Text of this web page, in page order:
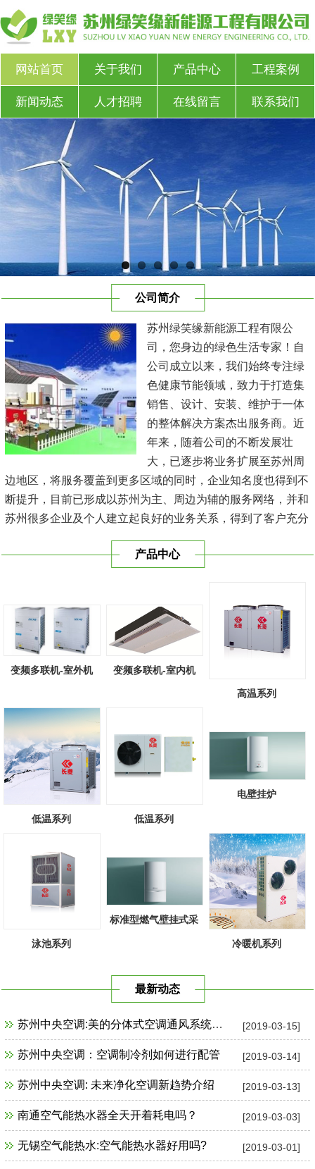
网站首页 关于我们 产品中心 工程案例
新闻动态 人才招聘 在线留言 联系我们
公司简介
苏州绿笑缘新能源工程有限公
司，您身边的绿色生活专家！自
公司成立以来，我们始终专注绿
色健康节能领域，致力于打造集
销售、设计、安装、维护于一体
的整体解决方案杰出服务商。近
年来，随着公司的不断发展壮
大，已逐步将业务扩展至苏州周
边地区，将服务覆盖到更多区域的同时，企业知名度也得到不
断提升，目前已形成以苏州为主、周边为辅的服务网络，并和
苏州很多企业及个人建立起良好的业务关系，得到了客户充分
与时俱进，树立良好的企业形象，以优质的服务、优质的技术
产品中心
变频多联机-室外机 变频多联机-室内机
高温系列
低温系列 低温系列
电壁挂炉
泳池系列
标准型燃气壁挂式采
冷暖机系列
最新动态
[2019-03-15]
苏州中央空调:美的分体式空调通风系统故障检修
[2019-03-14]
苏州中央空调：空调制冷剂如何进行配管
[2019-03-13]
苏州中央空调: 未来净化空调新趋势介绍
[2019-03-03]
南通空气能热水器全天开着耗电吗？
[2019-03-01]
无锡空气能热水:空气能热水器好用吗?